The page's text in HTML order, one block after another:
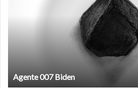
007 Biden